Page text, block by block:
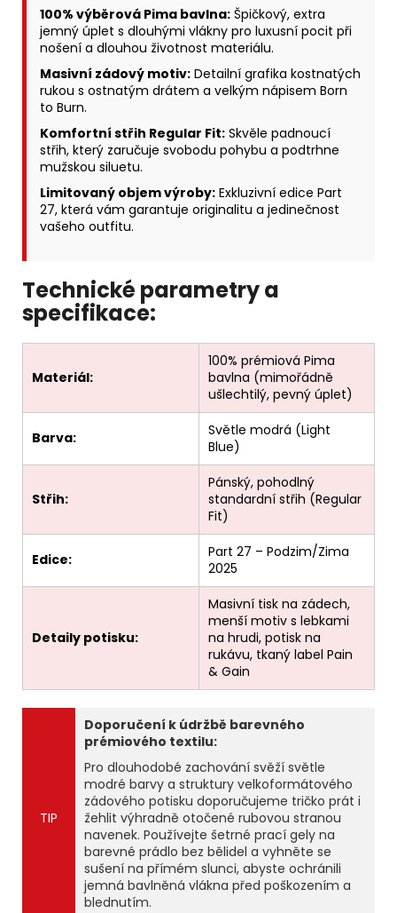
100% výběrová Pima bavlna: Špičkový, extra
jemný úplet s dlouhými vlákny pro luxusní pocit při
nošení a dlouhou životnost materiálu.
Masivní zádový motiv: Detailní grafika kostnatých
rukou s ostnatým drátem a velkým nápisem Born
to Burn.
Komfortní střih Regular Fit: Skvěle padnoucí
střih, který zaručuje svobodu pohybu a podtrhne
mužskou siluetu.
Limitovaný objem výroby: Exkluzivní edice Part
27, která vám garantuje originalitu a jedinečnost
vašeho outfitu.
Technické parametry a
specifikace:
Materiál:
100% prémiová Pima
bavlna (mimořádně
ušlechtilý, pevný úplet)
Barva:
Světle modrá (Light
Blue)
Střih:
Pánský, pohodlný
standardní střih (Regular
Fit)
Edice:
Part 27 – Podzim/Zima
2025
Detaily potisku:
Masivní tisk na zádech,
menší motiv s lebkami
na hrudi, potisk na
rukávu, tkaný label Pain
& Gain
TIP
Doporučení k údržbě barevného
prémiového textilu:
Pro dlouhodobé zachování svěží světle
modré barvy a struktury velkoformátového
zádového potisku doporučujeme tričko prát i
žehlit výhradně otočené rubovou stranou
navenek. Používejte šetrné prací gely na
barevné prádlo bez bělidel a vyhněte se
sušení na přímém slunci, abyste ochránili
jemná bavlněná vlákna před poškozením a
blednutím.